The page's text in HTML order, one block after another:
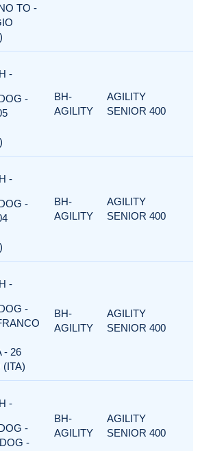
TO -
-
-
BH-
AGILITY
AGILITY
SENIOR 400
-
-
BH-
AGILITY
AGILITY
SENIOR 400
-
-
- 26
(ITA)
BH-
AGILITY
AGILITY
SENIOR 400
-
-
-
BH-
AGILITY
AGILITY
SENIOR 400